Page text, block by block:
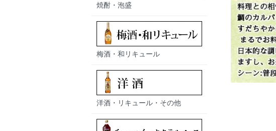
焼酎・泡盛
梅酒・和リキュール
洋酒・リキュール・その他